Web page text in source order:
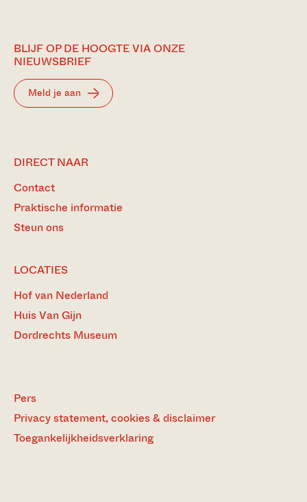
BLIJF OP DE HOOGTE VIA ONZE
NIEUWSBRIEF
Meld je aan
DIRECT NAAR
Contact
Praktische informatie
Steun ons
LOCATIES
Hof van Nederland
Huis Van Gijn
Dordrechts Museum
Pers
Privacy statement, cookies & disclaimer
Toegankelijkheidsverklaring